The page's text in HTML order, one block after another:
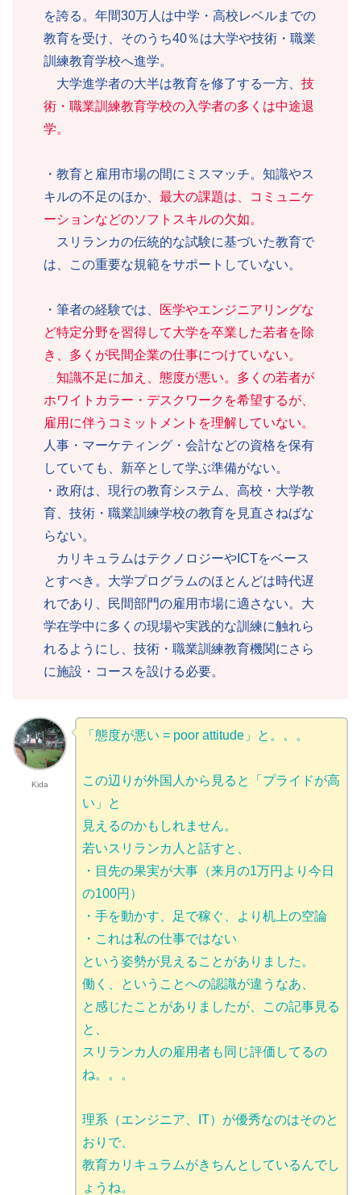
を誇る。年間30万人は中学・高校レベルまでの
教育を受け、そのうち40％は大学や技術・職業
訓練教育学校へ進学。
大学進学者の大半は教育を修了する一方、 技
術・職業訓練教育学校の入学者の多くは中途退
学。
・教育と雇用市場の間にミスマッチ。知識やス
キルの不足のほか、 最大の課題は、コミュニケ
ーションなどのソフトスキルの欠如。
スリランカの伝統的な試験に基づいた教育で
は、この重要な規範をサポートしていない。
・筆者の経験では、
医学やエンジニアリングな
ど特定分野を習得して大学を卒業した若者を除
き、多くが民間企業の仕事につけていない。
知識不足に加え、態度が悪い。多くの若者が
ホワイトカラー・デスクワークを希望するが、
雇用に伴うコミットメントを理解していない。
人事・マーケティング・会計などの資格を保有
していても、新卒として学ぶ準備がない。
・政府は、現行の教育システム、高校・大学教
育、技術・職業訓練学校の教育を見直さねばな
らない。
カリキュラムはテクノロジーやICTをベース
とすべき。大学プログラムのほとんどは時代遅
れであり、民間部門の雇用市場に適さない。大
学在学中に多くの現場や実践的な訓練に触れら
れるようにし、技術・職業訓練教育機関にさら
に施設・コースを設ける必要。
Kida
「態度が悪い = poor attitude」と。。。
この辺りが外国人から見ると「プライドが高
い」と
見えるのかもしれません。
若いスリランカ人と話すと、
・目先の果実が大事（来月の1万円より今日
の100円）
・手を動かす、足で稼ぐ、より机上の空論
・これは私の仕事ではない
という姿勢が見えることがありました。
働く、ということへの認識が違うなあ、
と感じたことがありましたが、この記事見る
と、
スリランカ人の雇用者も同じ評価してるの
ね。。。
理系（エンジニア、IT）が優秀なのはそのと
おりで、
教育カリキュラムがきちんとしているんでし
ょうね。